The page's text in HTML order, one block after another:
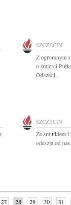
SZCZECIN
Z ogromnym
o śmierci
Odszedł...
SZCZECIN
Ze smutkiem
odeszła od
27 28 29 30 31